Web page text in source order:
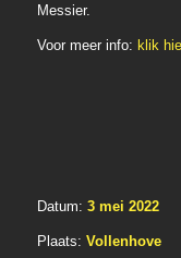
Messier.
Voor meer info: klik
Datum: 3 mei 2022
Plaats: Vollenhove